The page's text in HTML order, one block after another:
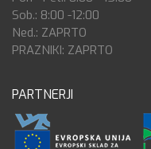
Sob.: 8:00 -12:00
Ned.: ZAPRTO
PRAZNIKI: ZAPRTO
PARTNERJI